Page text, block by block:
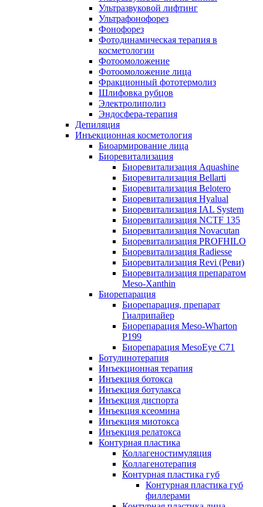
Ультразвуковой лифтинг
Ультрафонофорез
Фонофорез
Фотодинамическая терапия в
косметологии
Фотоомоложение
Фотоомоложение лица
Фракционный фототермолиз
Шлифовка рубцов
Электролиполиз
Эндосфера-терапия
Депиляция
Инъекционная косметология
Биоармирование лица
Биоревитализация
Биоревитализация Aquashine
Биоревитализация Bellarti
Биоревитализация Belotero
Биоревитализация Hyalual
Биоревитализация IAL System
Биоревитализация NCTF 135
Биоревитализация Novacutan
Биоревитализация PROFHILO
Биоревитализация Radiesse
Биоревитализация Revi (Реви)
Биоревитализация препаратом
Meso-Xanthin
Биорепарация
Биорепарация, препарат
Гиалрипайер
Биорепарация Meso-Wharton
P199
Биорепарация MesoEye C71
Ботулинотерапия
Инъекционная терапия
Инъекция ботокса
Инъекция ботулакса
Инъекция диспорта
Инъекция ксеомина
Инъекция миотокса
Инъекция релатокса
Контурная пластика
Коллагеностимуляция
Коллагенотерапия
Контурная пластика губ
Контурная пластика губ
филлерами